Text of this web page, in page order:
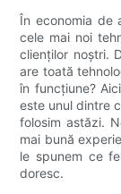
În economia de
cele mai noi
clienților noștri.
are toată
în funcțiune?
este unul dintre
folosim astăzi.
mai bună
le spunem ce
doresc.